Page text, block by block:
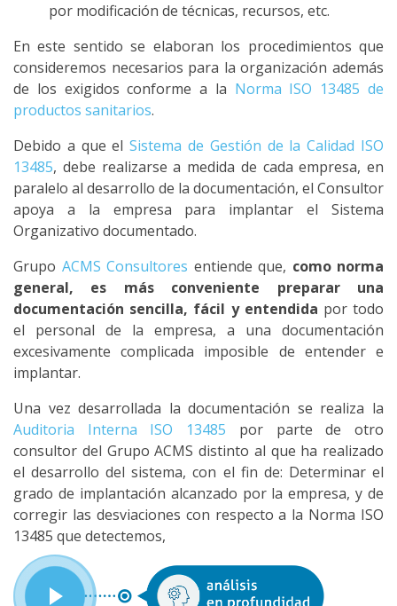
por modificación de técnicas, recursos, etc.
En este sentido se elaboran los procedimientos que
consideremos necesarios para la organización además
de los exigidos conforme a la Norma ISO 13485 de
productos sanitarios.
Debido a que elSistema de Gestión de la Calidad ISO
13485, debe realizarse a medida de cada empresa, en
paralelo al desarrollo de la documentación, el Consultor
apoya a la empresa para implantar el Sistema
Organizativo documentado.
Grupo ACMS Consultores entiende que, como norma
general, es más conveniente preparar una
documentación sencilla, fácil y entendida por todo
el personal de la empresa, a una documentación
excesivamente complicada imposible de entender e
implantar.
Una vez desarrollada la documentación se realiza la
Auditoria Interna ISO 13485 por parte de otro
consultor del Grupo ACMS distinto al que ha realizado
el desarrollo del sistema, con el fin de: Determinar el
grado de implantación alcanzado por la empresa, y de
corregir las desviaciones con respecto a la Norma ISO
13485 que detectemos,